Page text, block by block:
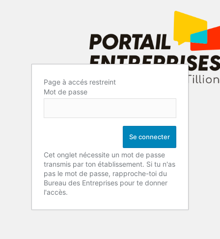
Page à accés restreint
Mot de passe
Cet onglet nécessite un mot de passe
transmis par ton établissement. Si tu n'as
pas le mot de passe, rapproche-toi du
Bureau des Entreprises pour te donner
l'accès.